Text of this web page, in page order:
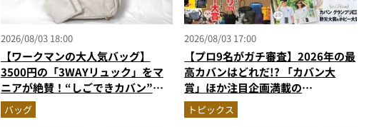
2026/08/03 18:00
【ワークマンの大人気バッグ】
3500円の「3WAYリュック」をマ
ニアが絶賛！“しごできカバン”が
撥水防汚で評判以上に優秀だった
バッグ
2026/08/03 17:00
【プロ9名がガチ審査】2026年の最
高カバンはどれだ!? 「カバン大
賞」ほか注目企画満載の
MonoMax9月号＆増刊の表紙を速
報
トピックス